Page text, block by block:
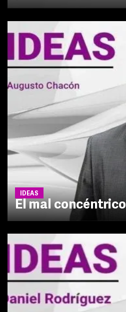
IDEAS
El mal concéntrico